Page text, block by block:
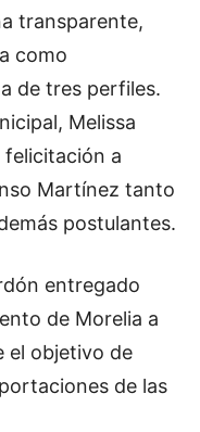
transparente,
como
de tres perfiles.
Melissa
felicitación a
Martínez tanto
postulantes.
entregado
de Morelia a
el objetivo de
de las